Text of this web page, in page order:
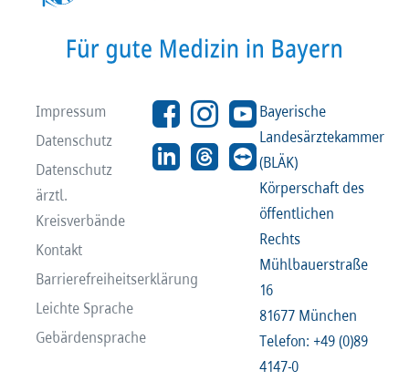
Impressum
Datenschutz
Datenschutz
ärztl.
Kreisverbände
Kontakt
Barrierefreiheitserklärung
Leichte Sprache
Gebärdensprache
Bayerische
Landesärztekammer
(BLÄK)
Körperschaft des
öffentlichen
Rechts
Mühlbauerstraße
16
81677 München
Telefon: +49 (0)89
4147-0